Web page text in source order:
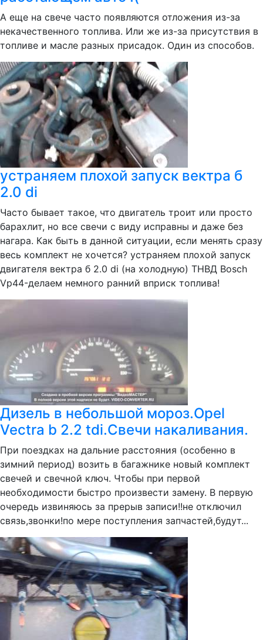
А еще на свече часто появляются отложения из-за
некачественного топлива. Или же из-за присутствия в
топливе и масле разных присадок. Один из способов.
устраняем плохой запуск вектра б
2.0 di
Часто бывает такое, что двигатель троит или просто
барахлит, но все свечи с виду исправны и даже без
нагара. Как быть в данной ситуации, если менять сразу
весь комплект не хочется? устраняем плохой запуск
двигателя вектра б 2.0 di (на холодную) ТНВД Bosch
Vp44-делаем немного ранний вприск топлива!
Дизель в небольшой мороз.Opel
Vectra b 2.2 tdi.Свечи накаливания.
При поездках на дальние расстояния (особенно в
зимний период) возить в багажнике новый комплект
свечей и свечной ключ. Чтобы при первой
необходимости быстро произвести замену. В первую
очередь извиняюсь за прерыв записи!!не отключил
связь,звонки!по мере поступления запчастей,будут...